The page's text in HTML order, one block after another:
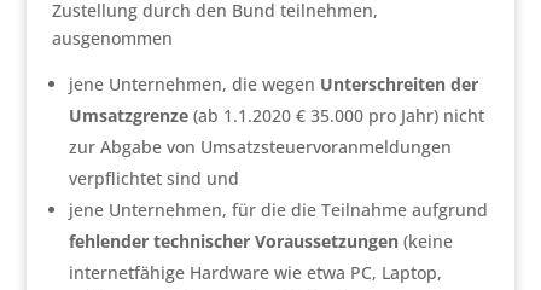
Zustellung durch den Bund teilnehmen,
ausgenommen
jene Unternehmen, die wegen Unterschreiten der
Umsatzgrenze(ab 1.1.2020 € 35.000 pro Jahr) nicht
zur Abgabe von Umsatzsteuervoranmeldungen
verpflichtet sind und
jene Unternehmen, für die die Teilnahme aufgrund
fehlender technischer Voraussetzungen(keine
internetfähige Hardware wie etwa PC, Laptop,